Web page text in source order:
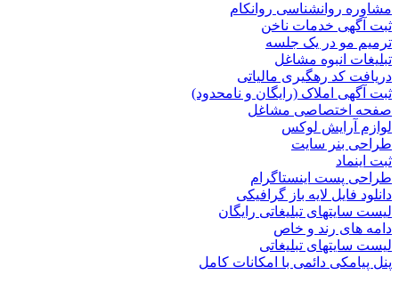
مشاوره روانشناسی روانکام
ثبت آگهی خدمات ناخن
ترمیم مو در یک جلسه
تبلیغات انبوه مشاغل
دریافت کد رهگیری مالیاتی
ثبت آگهی املاک (رایگان و نامحدود)
صفحه اختصاصی مشاغل
لوازم آرایش لوکس
طراحی بنر سایت
ثبت اینماد
طراحی پست اینستاگرام
دانلود فایل لایه باز گرافیکی
لیست سایتهای تبلیغاتی رایگان
دامه های رند و خاص
لیست سایتهای تبلیغاتی
پنل پیامکی دائمی با امکانات کامل